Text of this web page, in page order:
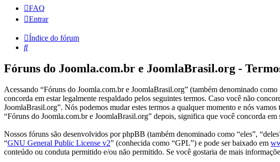
FAQ
Entrar
Índice do fórum
Pesquisar
Fóruns do Joomla.com.br e JoomlaBrasil.org -
Acessando “Fóruns do Joomla.com.br e JoomlaBrasil.org” (também denominado
concorda em estar legalmente respaldado pelos seguintes termos. Caso você não
JoomlaBrasil.org”. Nós podemos mudar estes termos a qualquer momento e nós
“Fóruns do Joomla.com.br e JoomlaBrasil.org” depois, significa que você concorda em
Nossos fóruns são desenvolvidos por phpBB (também denominado como “eles”,
“GNU General Public License v2” (conhecida como “GPL”) e pode ser baixado em
conteúdo ou conduta permitido e/ou não permitido. Se você gostaria de mais